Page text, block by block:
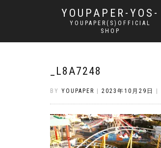
YOUPAPER-YOS-
YOUPAPER(S)OFFICIAL
SHOP
_L8A7248
BY YOUPAPER 2023年10月29日